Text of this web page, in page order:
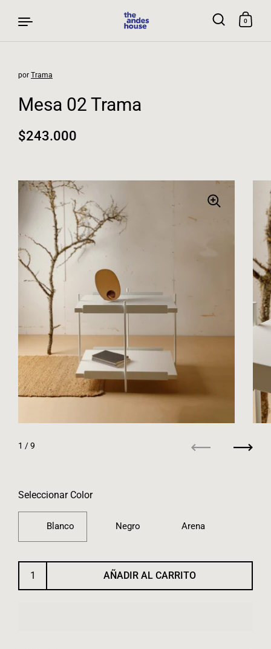
Ir al contenido
0
Mesa 02 Trama
por Trama
Precio normal
$243.000
Seleccionar Color
Blanco Negro Arena
AÑADIR AL CARRITO
1 / 9